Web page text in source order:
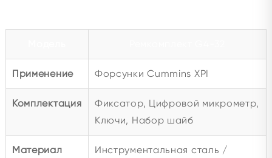
Применение Форсунки Cummins XPI
Комплектация
Фиксатор, Цифровой микрометр,
Ключи, Набор шайб
Материал
Инструментальная сталь /